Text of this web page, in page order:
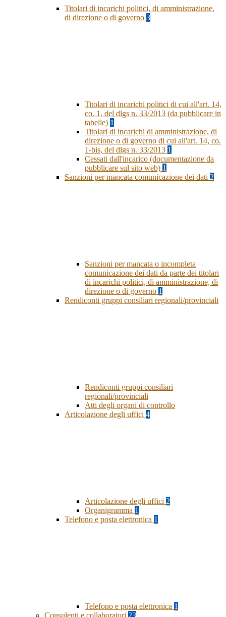
Titolari di incarichi politici, di amministrazione,
di direzione o di governo 3
Titolari di incarichi politici di cui all'art. 14,
co. 1, del dlgs n. 33/2013 (da pubblicare in
tabelle) 1
Titolari di incarichi di amministrazione, di
direzione o di governo di cui all'art. 14, co.
1-bis, del dlgs n. 33/2013 1
Cessati dall'incarico (documentazione da
pubblicare sul sito web) 1
Sanzioni per mancata comunicazione dei dati 2
Sanzioni per mancata o incompleta
comunicazione dei dati da parte dei titolari
di incarichi politici, di amministrazione, di
direzione o di governo 1
Rendiconti gruppi consiliari regionali/provinciali
Rendiconti gruppi consiliari
regionali/provinciali
Atti degli organi di controllo
Articolazione degli uffici 4
Articolazione degli uffici 2
Organigramma 1
Telefono e posta elettronica 1
Telefono e posta elettronica 1